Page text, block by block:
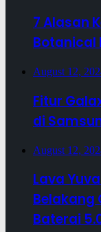
7 Alasan
Botanical
August 12,
Fitur
di
August 12,
Lava
Belakang
Baterai